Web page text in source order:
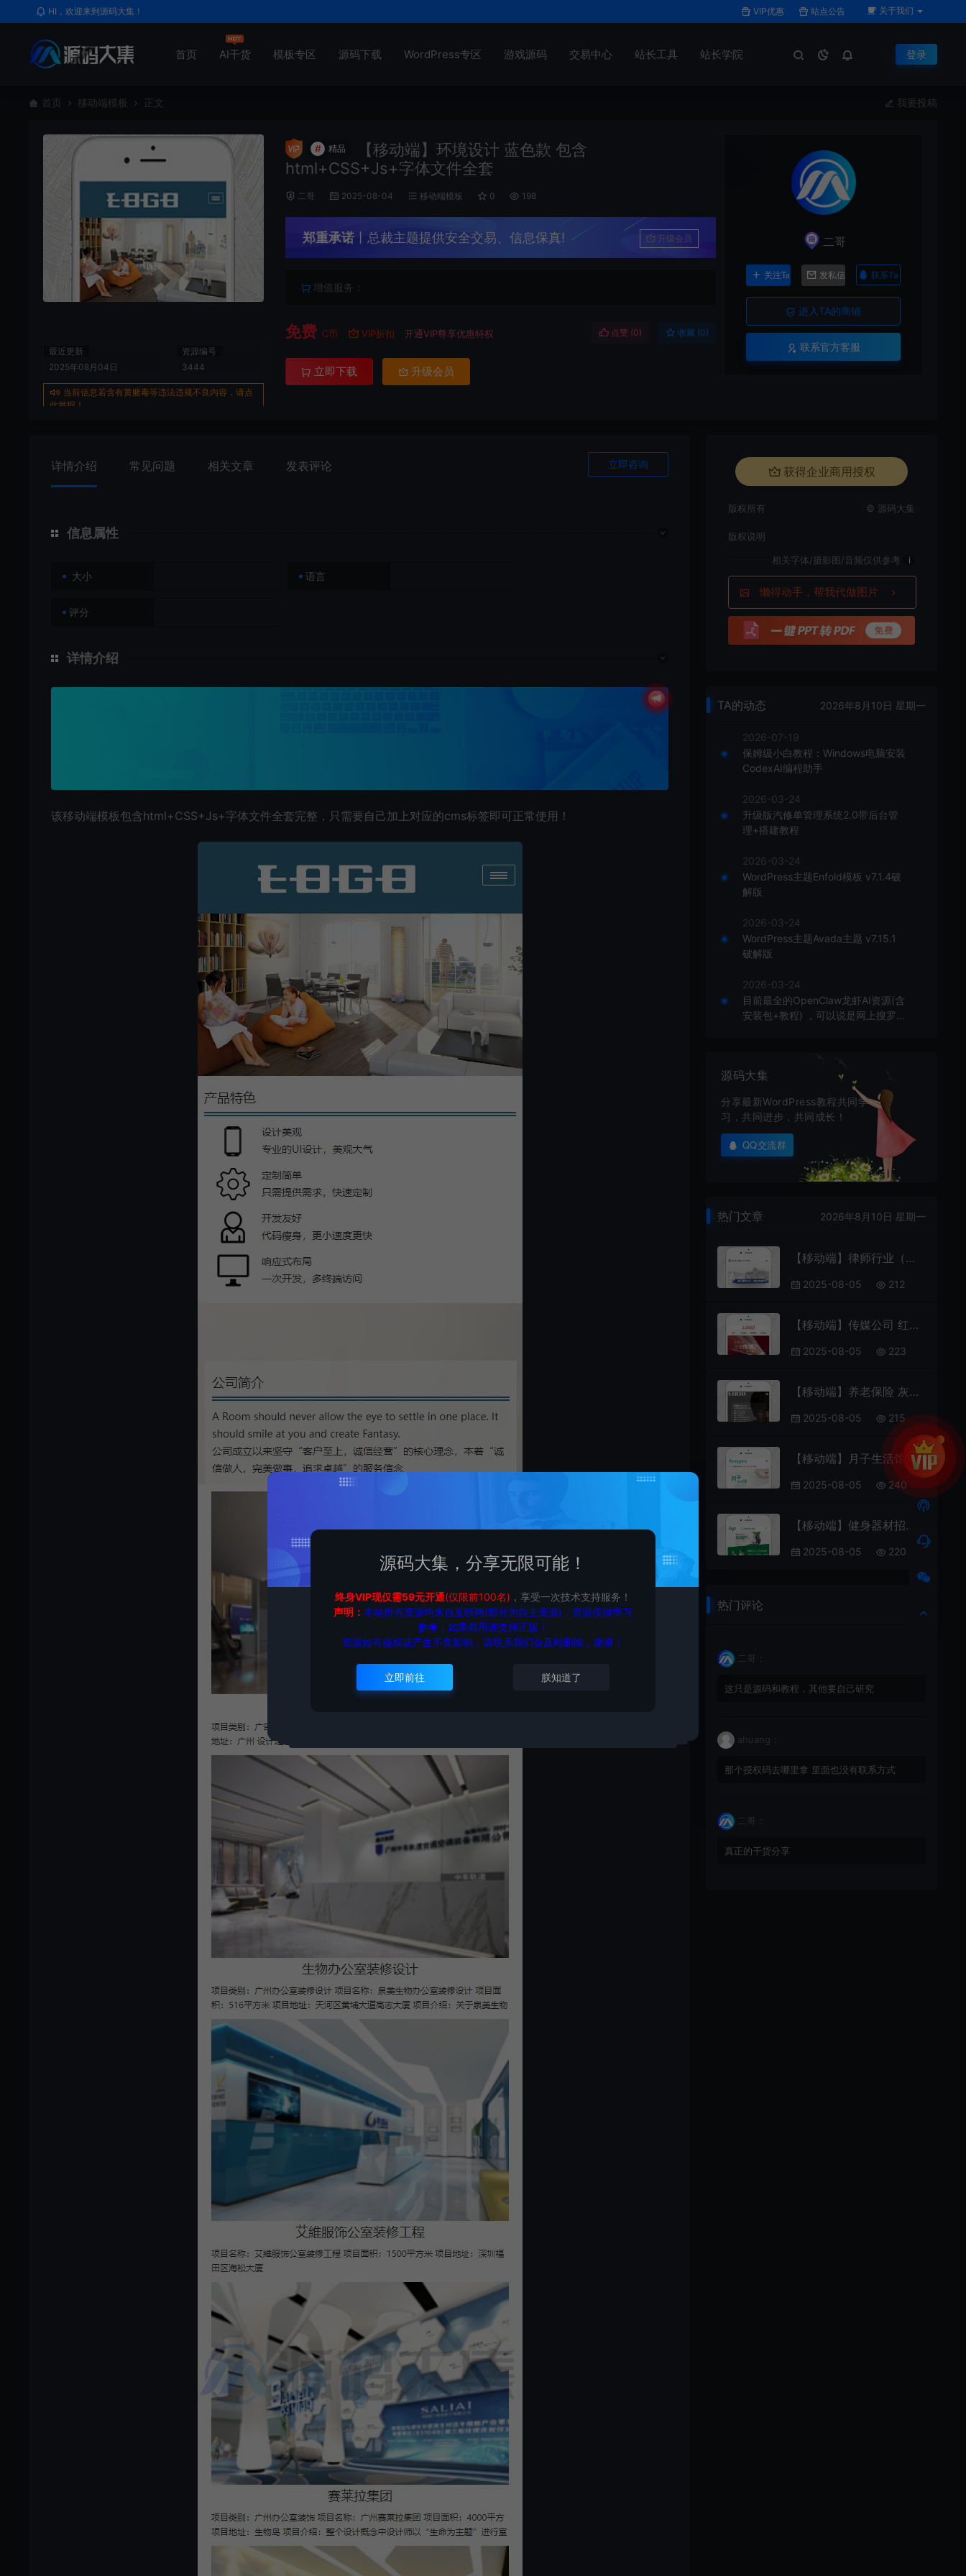
HI，欢迎来到源码大集！ VIP优惠 站点公告 关于我们
首页 AI干货 模板专区 源码下载 WordPress专区 游戏源码 交易中心 站长工具 站长学院 登录
首页 移动端模板 正文 我要投稿
最近更新
2025年08月04日
资源编号
3444
当前信息若含有黄赌毒等违法违规不良内容，请点
此举报！
# 精品
【移动端】环境设计 蓝色款 包含
html+CSS+Js+字体文件全套
二哥 2025-08-04 移动端模板 0 198
郑重承诺 丨总裁主题提供安全交易、信息保真! 升级会员
增值服务：
免费 C币 VIP折扣 开通VIP尊享优惠特权 点赞 (0) 收藏 (0)
立即下载 升级会员
二哥
关注Ta 发私信 联系Ta
进入TA的商铺
联系官方客服
详情介绍 常见问题 相关文章 发表评论 立即咨询
信息属性
大小 语言
评分
详情介绍
该移动端模板包含html+CSS+Js+字体文件全套完整，只需要自己加上对应的cms标签即可正常使用！
获得企业商用授权
版权所有 © 源码大集
版权说明
相关字体/摄影图/音频仅供参考 i
懒得动手，帮我代做图片
TA的动态 2026年8月10日 星期一
2026-07-19
保姆级小白教程：Windows电脑安装
CodexAI编程助手
2026-03-24
升级版汽修单管理系统2.0带后台管
理+搭建教程
2026-03-24
WordPress主题Enfold模板 v7.1.4破
解版
2026-03-24
WordPress主题Avada主题 v7.15.1
破解版
2026-03-24
目前最全的OpenClaw龙虾AI资源(含
安装包+教程) ，可以说是网上搜罗的
源码大集
分享最新WordPress教程共同学
习，共同进步，共同成长！
QQ交流群
热门文章 2026年8月10日 星期一
【移动端】律师行业（专注房地产）蓝色款 包含html+CSS+Js+字体文件全套
2025-08-05 212
【移动端】传媒公司 红色款 包含html+CSS+Js+字体文件全套
2025-08-05 223
【移动端】养老保险 灰白款 包含html+CSS+Js+字体文件全套
2025-08-05 215
【移动端】月子生活馆 青色款 包含html+CSS+Js+字体文件全套
2025-08-05 240
【移动端】健身器材招商 绿色款 包含html+CSS+Js+字体文件全套
2025-08-05 220
热门评论
二哥：
这只是源码和教程，其他要自己研究
ahuang：
那个授权码去哪里拿 里面也没有联系方式
二哥：
真正的干货分享
源码大集，分享无限可能！
终身VIP现仅需59元开通(仅限前100名) ，享受一次技术支持服务！
声明： 本站所有资源均来自互联网(部分为自主资源)，资源仅供学习
参考，如果商用请支持正版！
资源如有侵权或产生不良影响，请联系我们会及时删除，谢谢！
立即前往 朕知道了